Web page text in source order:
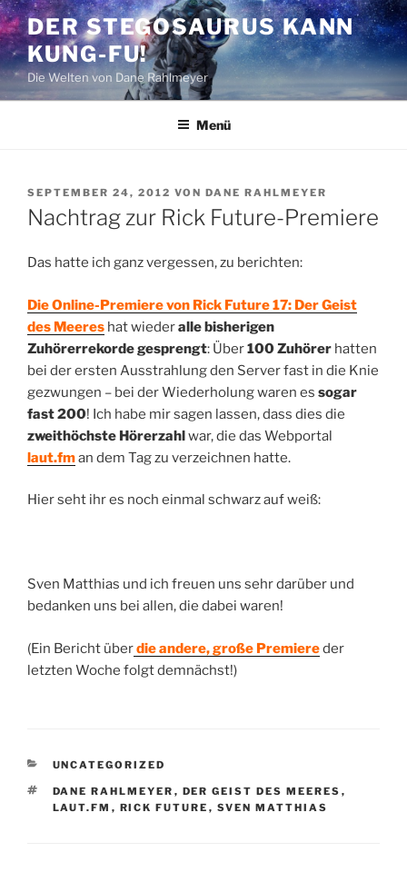
Zum
Inhalt
springen
DER STEGOSAURUS KANN
KUNG-FU!
Die Welten von Dane Rahlmeyer
Menü
VERÖFFENTLICHT
AM
SEPTEMBER 24, 2012 VON DANE RAHLMEYER
Nachtrag zur Rick Future-Premiere
Das hatte ich ganz vergessen, zu berichten:
Die Online-Premiere von Rick Future 17: Der Geist
des Meeres hat wiederalle bisherigen
Zuhörerrekorde gesprengt: Über100 Zuhörer hatten
bei der ersten Ausstrahlung den Server fast in die Knie
gezwungen – bei der Wiederholung waren es sogar
fast 200! Ich habe mir sagen lassen, dass dies die
zweithöchste Hörerzahlwar, die das Webportal
laut.fman dem Tag zu verzeichnen hatte.
Hier seht ihr es noch einmal schwarz auf weiß:
Sven Matthias und ich freuen uns sehr darüber und
bedanken uns bei allen, die dabei waren!
(Ein Bericht überdie andere, große Premiereder
letzten Woche folgt demnächst!)
KATEGORIEN
UNCATEGORIZED
SCHLAGWÖRTER
DANE RAHLMEYER , DER GEIST DES MEERES ,
LAUT.FM , RICK FUTURE , SVEN MATTHIAS